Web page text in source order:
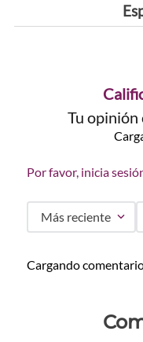
Tu opinión
Por favor, inicia
Más reciente
Cargando